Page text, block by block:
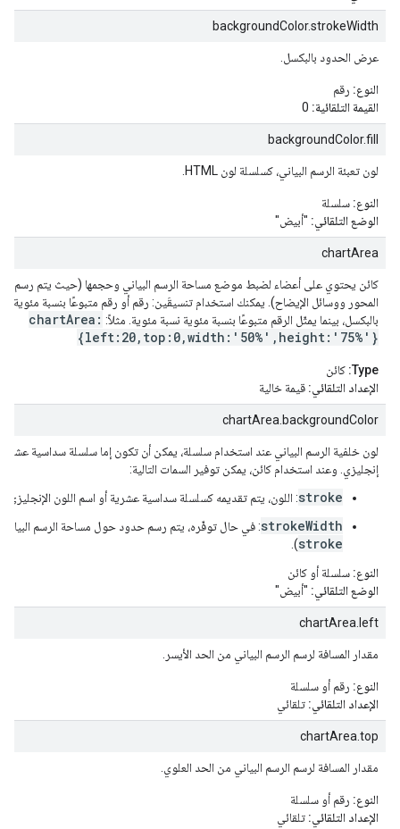
backgroundColor.strokeWidth
عرض الحدود بالبكسل.
النوع: رقم
القيمة التلقائية:
backgroundColor.fill
لون تعبئة الرسم البياني، كسلسلة لون HTML.
النوع: سلسلة
الوضع التلقائي: "أبيض"
chartArea
كائن يحتوي على أعضاء لضبط موضع مساحة الرسم البياني وحجمها (حيث يتم رسم الرسم
المحور ووسائل الإيضاح). يمكنك استخدام تنسيقَين: رقم أو رقم متبوعًا بنسبة مئوية.
بالبكسل، بينما يمثّل الرقم متبوعًا بنسبة مئوية نسبة مئوية. مثلاً: chartArea:
{left:20,top:0,width:'50%',height:'75%'}
Type: كائن
الإعداد التلقائي: قيمة خالية
chartArea.backgroundColor
إنجليزي. وعند استخدام كائن، يمكن توفير السمات التالية:
stroke: اللون، يتم تقديمه كسلسلة سداسية عشرية أو اسم اللون الإنجليزي.
strokeWidth: في حال توفّره، يتم رسم حدود حول مساحة الرسم
stroke
).
النوع: سلسلة أو كائن
الوضع التلقائي: "أبيض"
chartArea.left
مقدار المسافة لرسم الرسم البياني من الحد الأيسر.
النوع: رقم أو سلسلة
الإعداد التلقائي: تلقائي
chartArea.top
مقدار المسافة لرسم الرسم البياني من الحد العلوي.
النوع: رقم أو سلسلة
الإعداد التلقائي: تلقائي